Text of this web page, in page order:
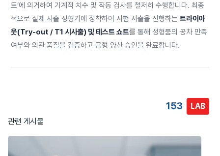
트’에 의거하여 기계적 치수 및 작동 검사를 철저히 수행합니다. 최종
적으로 실제 사출 성형기에 장착하여 시험 사출을 진행하는 트라이아
웃(Try-out / T1 시사출) 및 테스트 쇼트를 통해 성형품의 공차 만족
여부와 외관 품질을 검증하고 금형 양산 승인을 완료합니다.
153
LAB
관련 게시물